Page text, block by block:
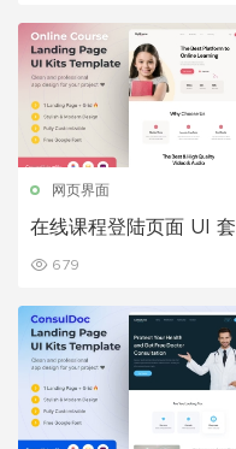
网页界面
在线课程登陆页面 UI 套
679